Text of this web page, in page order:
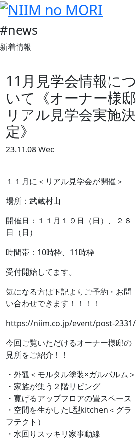
#news
新着情報
11月見学会情報につ
いて《オーナー様邸
リアル見学会実施決
定》
23.11.08 Wed
１１月に＜リアル見学会が開催＞
場所：武蔵村山
開催日：１１月１９日（日）、２６
日（日）
時間帯：10時枠、11時枠
受付開始してます。
気になる方は下記よりご予約・お問
い合わせできます！！！！
https://niim.co.jp/event/post-2331/
今回ご覧いただけるオーナー様邸の
見所をご紹介！！
・外観＜モルタル塗装×ガルバルム＞
・家族が集う２階リビング
・寛げるアップフロアの畳スペース
・空間を生かしたL型kitchen＜グラ
フテクト）
・水回りスッキリ家事動線